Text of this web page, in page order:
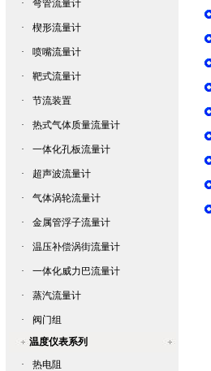
· 弯管流量计
· 楔形流量计
· 喷嘴流量计
· 靶式流量计
· 节流装置
· 热式气体质量流量计
· 一体化孔板流量计
· 超声波流量计
· 气体涡轮流量计
· 金属管浮子流量计
· 温压补偿涡街流量计
· 一体化威力巴流量计
· 蒸汽流量计
·
阀门组
温度仪表系列
·
热电阻